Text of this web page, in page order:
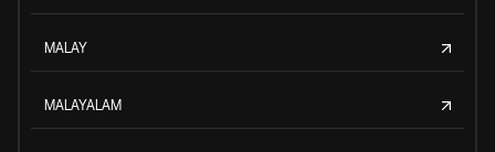
MALAY
MALAYALAM